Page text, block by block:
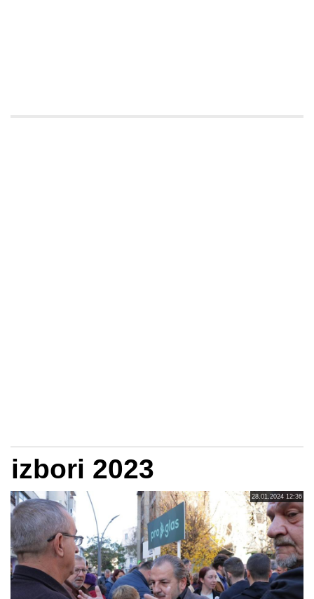
izbori 2023
28.01.2024 12:36